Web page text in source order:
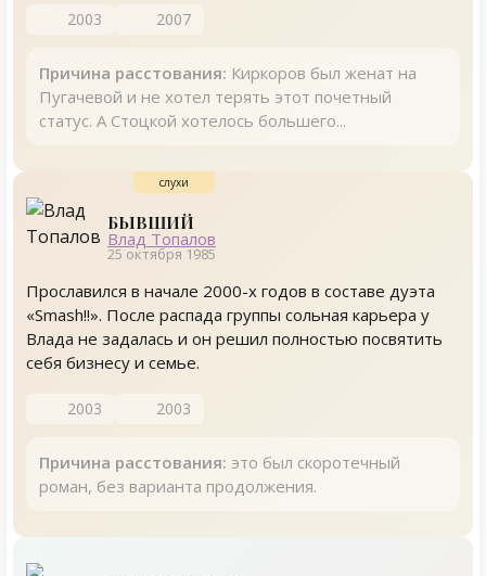
2003 2007
Причина расстования: Киркоров был женат на
Пугачевой и не хотел терять этот почетный
статус. А Стоцкой хотелось большего...
БЫВШИЙ
Влад Топалов
25 октября 1985
Прославился в начале 2000-х годов в составе дуэта
«Smash!!». После распада группы сольная карьера у
Влада не задалась и он решил полностью посвятить
себя бизнесу и семье.
2003 2003
Причина расстования: это был скоротечный
роман, без варианта продолжения.